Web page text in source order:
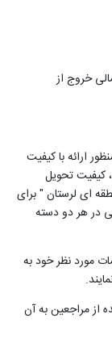
خروج از
ارائه با کیفیت
کیفیت تحویل
ای لرستان " برای
در هر دو دسته
مورد نظر خود به
.
از مراجعین به آن